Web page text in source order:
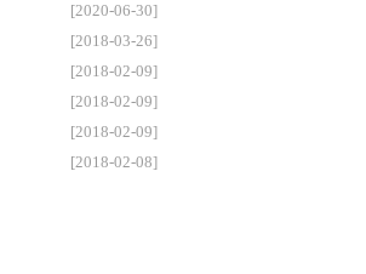
[2020-06-30]
[2018-03-26]
[2018-02-09]
[2018-02-09]
[2018-02-09]
[2018-02-08]